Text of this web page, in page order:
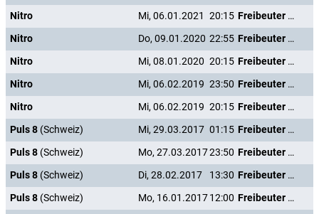
Nitro
Mi, 06.01.2021 20:15
Freibeuter der Meere
Nitro
Do, 09.01.2020 22:55
Freibeuter der Meere
Nitro
Mi, 08.01.2020 20:15
Freibeuter der Meere
Nitro
Mi, 06.02.2019 23:50
Freibeuter der Meere
Nitro
Mi, 06.02.2019 20:15
Freibeuter der Meere
Puls 8 (Schweiz) Mi, 29.03.2017 01:15
Freibeuter der Meere
Puls 8 (Schweiz) Mo, 27.03.201723:50
Freibeuter der Meere
Puls 8 (Schweiz) Di, 28.02.2017 13:30
Freibeuter der Meere
Puls 8 (Schweiz) Mo, 16.01.201712:00
Freibeuter der Meere